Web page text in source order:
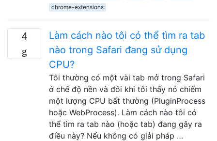
chrome-extensions
4
Làm cách nào tôi có thể tìm ra tab
nào trong Safari đang sử dụng
CPU?
Tôi thường có một vài tab mở trong Safari
ở chế độ nền và đôi khi tôi thấy nó chiếm
một lượng CPU bất thường (PluginProcess
hoặc WebProcess). Làm cách nào tôi có
thể tìm ra tab nào (hoặc tab) đang gây ra
điều này? Nếu không có giải pháp …